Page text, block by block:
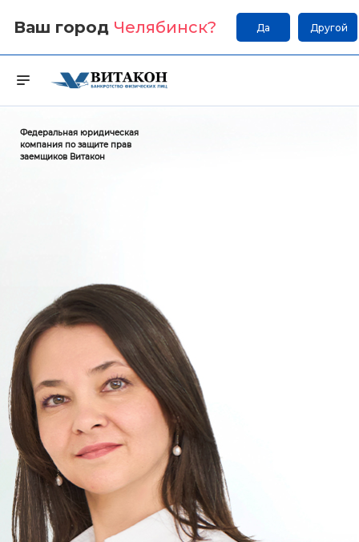
Ваш город Челябинск? Да Другой
Федеральная юридическая
компания по защите прав
заемщиков Витакон